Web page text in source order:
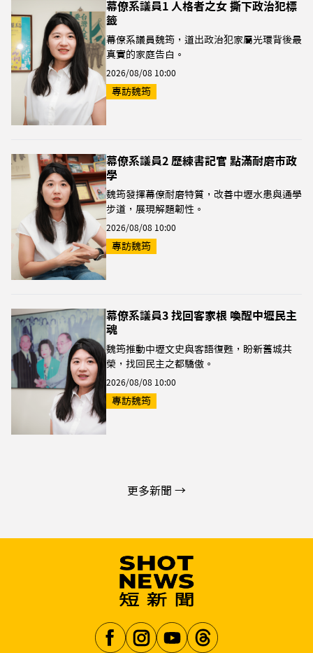
幕僚系議員1 人格者之女 撕下政治犯標
籤
幕僚系議員魏筠，道出政治犯家屬光環背後最
真實的家庭告白。
2026/08/08 10:00
專訪魏筠
幕僚系議員2 歷練書記官 點滿耐磨市政
學
魏筠發揮幕僚耐磨特質，改善中壢水患與通學
步道，展現解題韌性。
2026/08/08 10:00
專訪魏筠
幕僚系議員3 找回客家根 喚醒中壢民主
魂
魏筠推動中壢文史與客語復甦，盼新舊城共
榮，找回民主之都驕傲。
2026/08/08 10:00
專訪魏筠
更多新聞 →